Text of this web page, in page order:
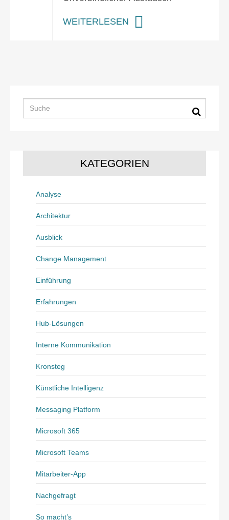
WEITERLESEN
KATEGORIEN
Analyse
Architektur
Ausblick
Change Management
Einführung
Erfahrungen
Hub-Lösungen
Interne Kommunikation
Kronsteg
Künstliche Intelligenz
Messaging Platform
Microsoft 365
Microsoft Teams
Mitarbeiter-App
Nachgefragt
So macht’s